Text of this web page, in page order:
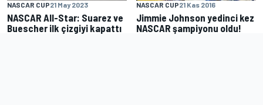
NASCAR CUP21 May 2023
NASCAR All-Star: Suarez ve
Buescher ilk çizgiyi kapattı
NASCAR CUP21 Kas 2016
Jimmie Johnson yedinci kez
NASCAR şampiyonu oldu!